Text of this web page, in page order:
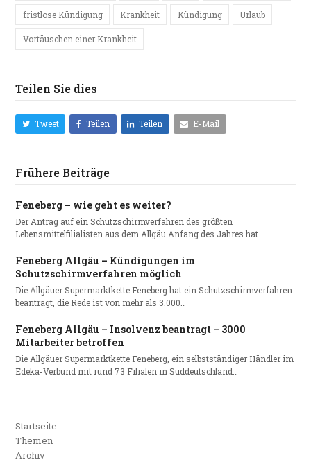
fristlose Kündigung Krankheit Kündigung Urlaub
Vortäuschen einer Krankheit
Teilen Sie dies
Tweet Teilen Teilen E-Mail
Frühere Beiträge
Feneberg – wie geht es weiter?
Der Antrag auf ein Schutzschirmverfahren des größten
Lebensmittelfilialisten aus dem Allgäu Anfang des Jahres hat…
Feneberg Allgäu – Kündigungen im
Schutzschirmverfahren möglich
Die Allgäuer Supermarktkette Feneberg hat ein Schutzschirmverfahren
beantragt, die Rede ist von mehr als 3.000…
Feneberg Allgäu – Insolvenz beantragt – 3000
Mitarbeiter betroffen
Die Allgäuer Supermarktkette Feneberg, ein selbstständiger Händler im
Edeka-Verbund mit rund 73 Filialen in Süddeutschland…
Startseite
Themen
Archiv